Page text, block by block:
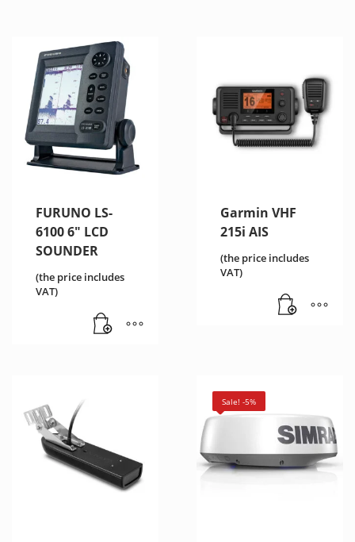
FURUNO LS-
6100 6″ LCD
SOUNDER
(the price includes
VAT)
Garmin VHF
215i AIS
(the price includes
VAT)
Sale! -5%